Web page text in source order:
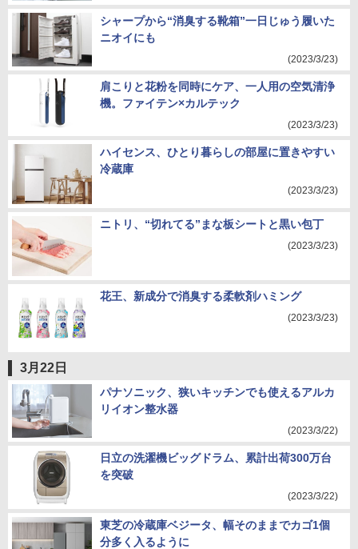
シャープから“消臭する靴箱”一日じゅう履いた
ニオイにも
(2023/3/23)
肩こりと花粉を同時にケア、一人用の空気清浄
機。ファイテン×カルテック
(2023/3/23)
ハイセンス、ひとり暮らしの部屋に置きやすい
冷蔵庫
(2023/3/23)
ニトリ、“切れてる”まな板シートと黒い包丁
(2023/3/23)
花王、新成分で消臭する柔軟剤ハミング
(2023/3/23)
3月22日
パナソニック、狭いキッチンでも使えるアルカ
リイオン整水器
(2023/3/22)
日立の洗濯機ビッグドラム、累計出荷300万台
を突破
(2023/3/22)
東芝の冷蔵庫ベジータ、幅そのままでカゴ1個
分多く入るように